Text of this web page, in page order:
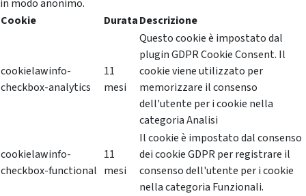
in modo anonimo.
Cookie
DurataDescrizione
cookielawinfo-
checkbox-analytics
11
mesi
Questo cookie è impostato dal
plugin GDPR Cookie Consent. Il
cookie viene utilizzato per
memorizzare il consenso
dell'utente per i cookie nella
categoria Analisi
cookielawinfo-
checkbox-functional
11
mesi
Il cookie è impostato dal consenso
dei cookie GDPR per registrare il
consenso dell'utente per i cookie
nella categoria Funzionali.